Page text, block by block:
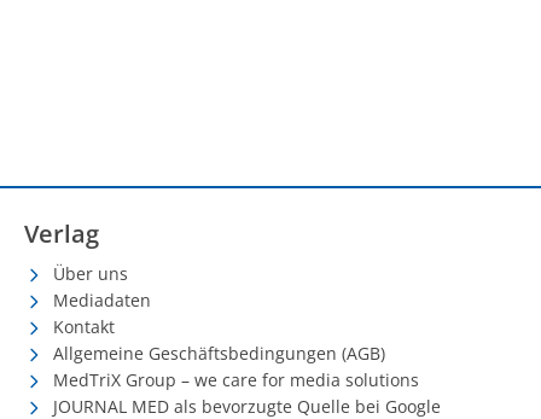
Verlag
Über uns
Mediadaten
Kontakt
Allgemeine Geschäftsbedingungen (AGB)
MedTriX Group – we care for media solutions
JOURNAL MED als bevorzugte Quelle bei Google